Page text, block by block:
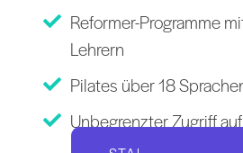
Reformer-Programme
Lehrern
Pilates über 18
Unbegrenzter Zugriff